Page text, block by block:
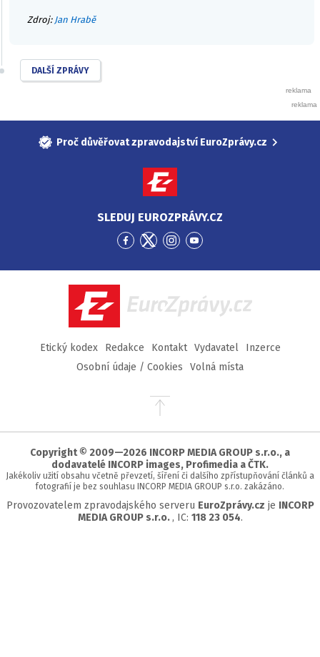
Zdroj: Jan Hrabě
DALŠÍ ZPRÁVY
Proč důvěřovat zpravodajství EuroZprávy.cz
SLEDUJ EUROZPRÁVY.CZ
Přejít
Facebook
Přejít
Twitter
Přejít
Instagram
Přejít
YouTube
EuroZprávy.cz
Etický kodex Redakce Kontakt Vydavatel
Inzerce
Osobní údaje / Cookies
Volná místa
Přejít
stránky
Copyright © 2009—2026 INCORP MEDIA GROUP s.r.o., a
dodavatelé INCORP images, Profimedia a ČTK.
Jakékoliv užití obsahu včetně převzetí, šíření či dalšího zpřístupňování článků a
fotografií je bez souhlasu INCORP MEDIA GROUP s.r.o. zakázáno.
Provozovatelem zpravodajského serveru EuroZprávy.cz je INCORP
MEDIA GROUP s.r.o. , IC: 118 23 054.